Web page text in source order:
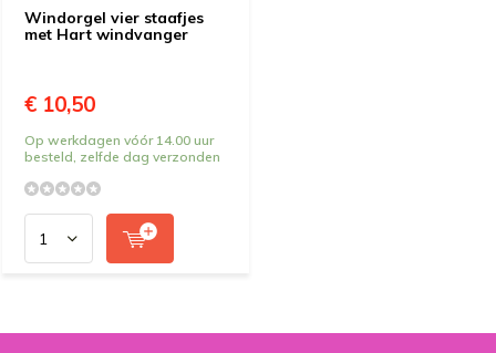
Windorgel vier staafjes
met Hart windvanger
€ 10,50
Op werkdagen vóór 14.00 uur
besteld, zelfde dag verzonden